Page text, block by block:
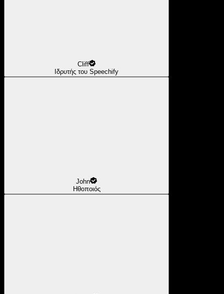
Cliff
Ιδρυτής του Speechify
John
Ηθοποιός